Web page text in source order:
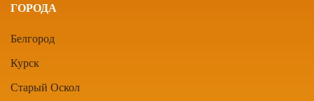
ГОРОДА
Белгород
Курск
Старый Оскол